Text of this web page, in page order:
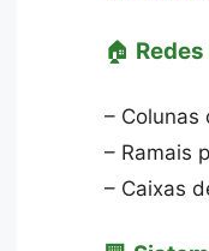
🏠
– Colunas
– Ramais
– Caixas